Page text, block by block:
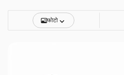
फोटो